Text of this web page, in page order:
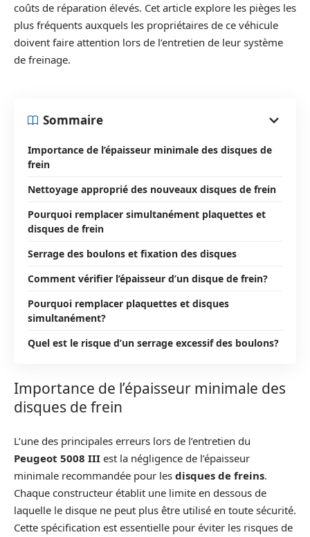
coûts de réparation élevés. Cet article explore les pièges les
plus fréquents auxquels les propriétaires de ce véhicule
doivent faire attention lors de l’entretien de leur système
de freinage.
Sommaire
Importance de l’épaisseur minimale des disques de
frein
Nettoyage approprié des nouveaux disques de frein
Pourquoi remplacer simultanément plaquettes et
disques de frein
Serrage des boulons et fixation des disques
Comment vérifier l’épaisseur d’un disque de frein?
Pourquoi remplacer plaquettes et disques
simultanément?
Quel est le risque d’un serrage excessif des boulons?
Importance de l’épaisseur minimale des
disques de frein
L’une des principales erreurs lors de l’entretien du
Peugeot 5008 III est la négligence de l’épaisseur
minimale recommandée pour les disques de freins.
Chaque constructeur établit une limite en dessous de
laquelle le disque ne peut plus être utilisé en toute sécurité.
Cette spécification est essentielle pour éviter les risques de